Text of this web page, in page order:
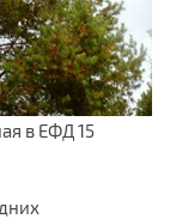
в ЕФД 15